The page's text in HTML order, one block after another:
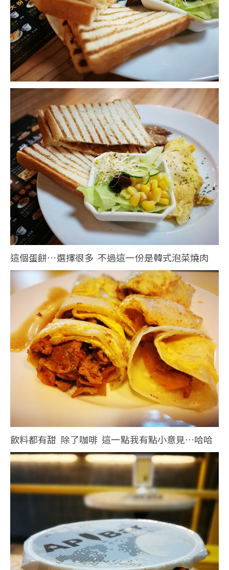
這個蛋餅…選擇很多 不過這一份是韓式泡菜燒肉
飲料都有甜 除了咖啡 這一點我有點小意見…哈哈